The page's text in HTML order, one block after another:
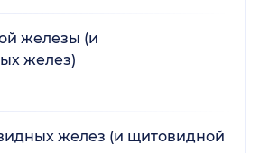
железы (и
желез)
желез (и щитовидной